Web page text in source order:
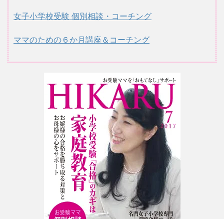
女子小学校受験 個別相談・コーチング
ママのための６か月講座＆コーチング